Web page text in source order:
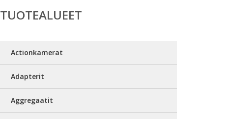
TUOTEALUEET
Actionkamerat
Adapterit
Aggregaatit